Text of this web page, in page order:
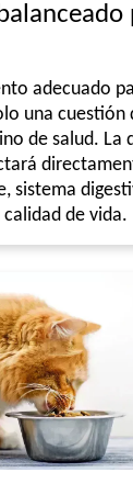
adecuado
una cuestión
de salud. La
sistema
de vida.